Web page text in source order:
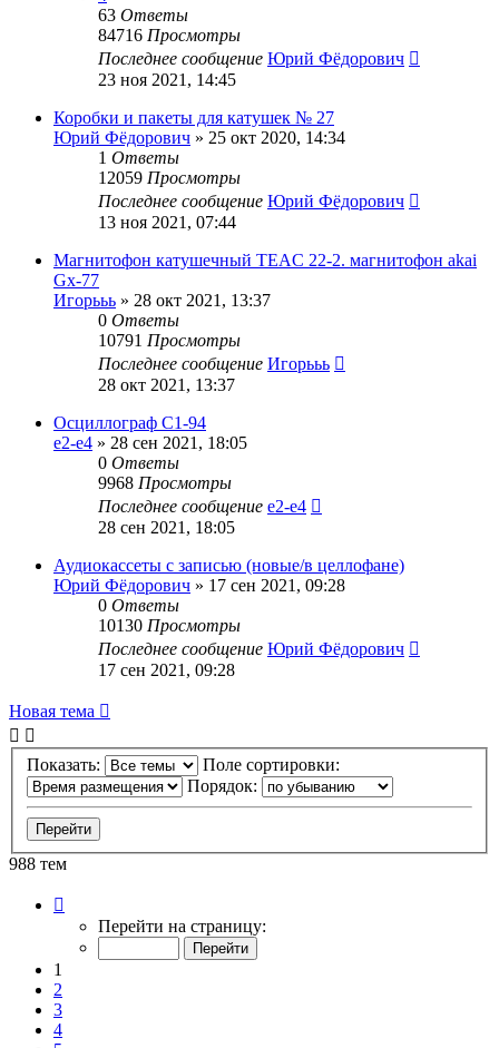
63 Ответы
84716 Просмотры
Последнее сообщение Юрий Фёдорович
23 ноя 2021, 14:45
Коробки и пакеты для катушек № 27
Юрий Фёдорович » 25 окт 2020, 14:34
1 Ответы
12059 Просмотры
Последнее сообщение Юрий Фёдорович
13 ноя 2021, 07:44
Магнитофон катушечный TEAC 22-2. магнитофон akai
Gx-77
Игорььь » 28 окт 2021, 13:37
0 Ответы
10791 Просмотры
Последнее сообщение Игорььь
28 окт 2021, 13:37
Осциллограф С1-94
e2-e4 » 28 сен 2021, 18:05
0 Ответы
9968 Просмотры
Последнее сообщение e2-e4
28 сен 2021, 18:05
Аудиокассеты с записью (новые/в целлофане)
Юрий Фёдорович » 17 сен 2021, 09:28
0 Ответы
10130 Просмотры
Последнее сообщение Юрий Фёдорович
17 сен 2021, 09:28
Новая тема
Показать:
Поле сортировки:
Порядок:
988 тем
Перейти на страницу:
1
2
3
4